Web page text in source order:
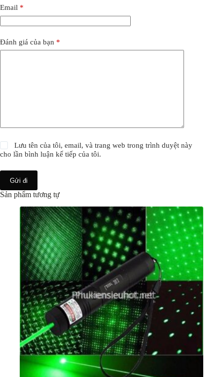
Email *
Đánh giá của bạn *
Lưu tên của tôi, email, và trang web trong trình duyệt này
cho lần bình luận kế tiếp của tôi.
Gửi đi
Sản phẩm tương tự